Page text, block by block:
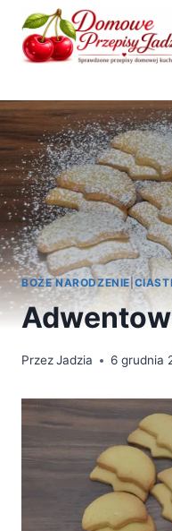
Przejdź
treści
BOŻE NARODZENIE
PrzezJadzia 6 grudnia